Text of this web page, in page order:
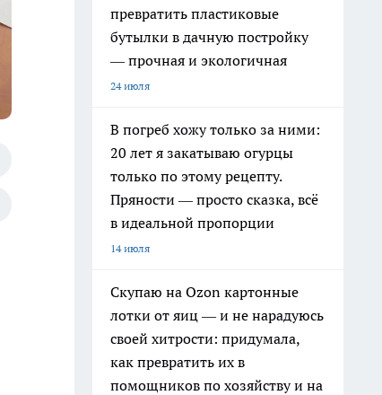
превратить пластиковые
бутылки в дачную постройку
— прочная и экологичная
24 июля
В погреб хожу только за ними:
20 лет я закатываю огурцы
только по этому рецепту.
Пряности — просто сказка, всё
в идеальной пропорции
14 июля
Скупаю на Ozon картонные
лотки от яиц — и не нарадуюсь
своей хитрости: придумала,
как превратить их в
помощников по хозяйству и на